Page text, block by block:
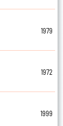
1979
1972
1999